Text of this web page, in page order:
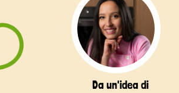
Da un'idea di